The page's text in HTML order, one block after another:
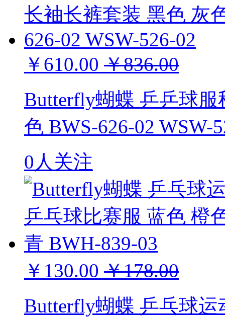
￥610.00 ￥836.00
Butterfly蝴蝶 乒乒球
色 BWS-626-02 WSW-
0人关注
￥130.00 ￥178.00
Butterfly蝴蝶 乒乓球